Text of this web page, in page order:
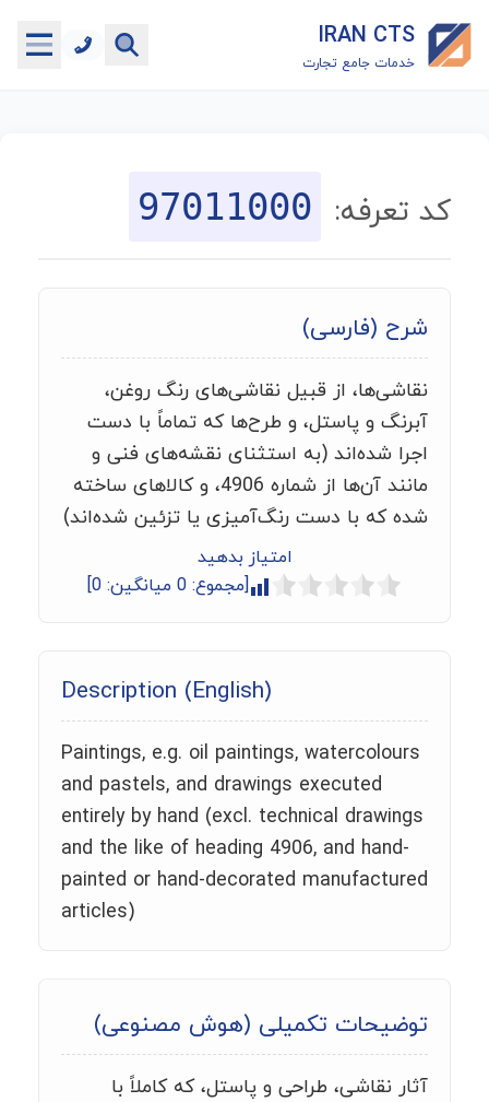
IRAN CTS
خدمات جامع تجارت
جستجوگر تعرفه گمرکی
ماشین حساب گمرکی
خدمات رایگان دیگر
کد تعرفه: 97011000
شرح (فارسی)
نقاشی‌ها، از قبیل نقاشی‌های رنگ روغن،
آبرنگ و پاستل، و طرح‌ها که تماماً با دست
اجرا شده‌اند (به استثنای نقشه‌های فنی و
مانند آن‌ها از شماره 4906، و کالاهای ساخته
شده که با دست رنگ‌آمیزی یا تزئین شده‌اند)
امتیاز بدهید
[مجموع: 0 میانگین: 0
]
Description (English)
Paintings, e.g. oil paintings, watercolours
and pastels, and drawings executed
entirely by hand (excl. technical drawings
and the like of heading 4906, and hand-
painted or hand-decorated manufactured
articles)
توضیحات تکمیلی (هوش مصنوعی)
آثار نقاشی، طراحی و پاستل، که کاملاً با